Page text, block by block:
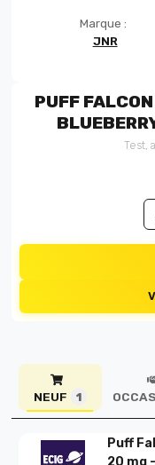
Marque :
JNR
PUFF
Test,
NEUF 1
Puff
20 mg